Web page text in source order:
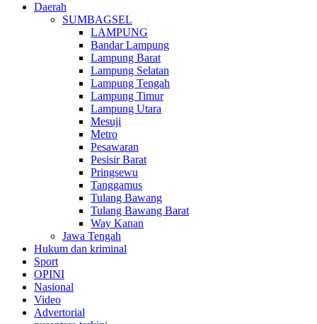
Daerah
SUMBAGSEL
LAMPUNG
Bandar Lampung
Lampung Barat
Lampung Selatan
Lampung Tengah
Lampung Timur
Lampung Utara
Mesuji
Metro
Pesawaran
Pesisir Barat
Pringsewu
Tanggamus
Tulang Bawang
Tulang Bawang Barat
Way Kanan
Jawa Tengah
Hukum dan kriminal
Sport
OPINI
Nasional
Video
Advertorial